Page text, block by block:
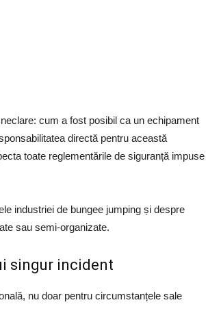
cum a fost posibil ca un echipament
directă pentru această
toate reglementările de siguranță impuse
industriei de bungee jumping și despre
sau semi-organizate.
singur incident
nu doar pentru circumstanțele sale